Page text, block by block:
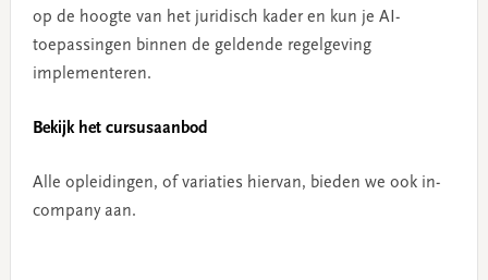
op de hoogte van het juridisch kader en kun je AI-
toepassingen binnen de geldende regelgeving
implementeren.
Bekijk het cursusaanbod
Alle opleidingen, of variaties hiervan, bieden we ook in-
company aan.